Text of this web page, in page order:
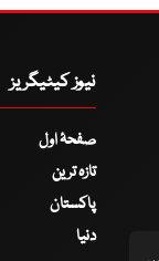
نیوز کیٹیگریز
صفحۂ اول
تازہ ترین
پاکستان
دنیا